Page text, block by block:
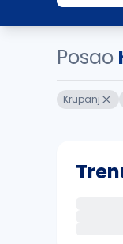
Posao
Krupanj